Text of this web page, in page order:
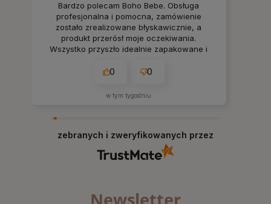
Bardzo polecam Boho Bebe. Obsługa
profesjonalna i pomocna, zamówienie
zostało zrealizowane błyskawicznie, a
produkt przerósł moje oczekiwania.
Wszystko przyszło idealnie zapakowane i
wrócę tu po kolejne zakupy.
0 0
w tym tygodniu
zebranych i zweryfikowanych przez